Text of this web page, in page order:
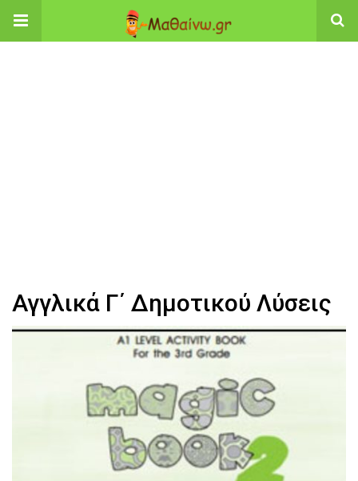
Αγγλικά Γ΄ Δημοτικού Λύσεις